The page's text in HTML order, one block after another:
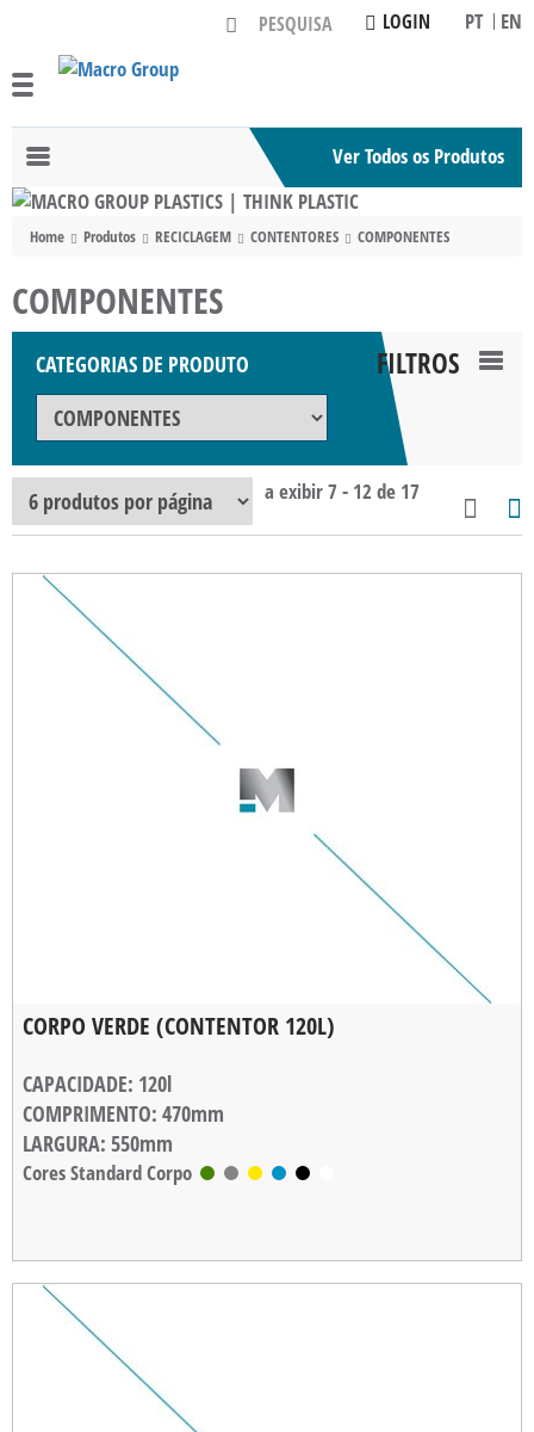
LOGIN PT EN
Toggle
navigation
Ver Todos os Produtos
Home Produtos RECICLAGEM CONTENTORES COMPONENTES
COMPONENTES
CATEGORIAS DE PRODUTO FILTROS
a exibir 7 - 12 de 17
CORPO VERDE (CONTENTOR 120L)
CAPACIDADE: 120l
COMPRIMENTO: 470mm
LARGURA: 550mm
ALTURA: 860mm
Cores Standard Corpo